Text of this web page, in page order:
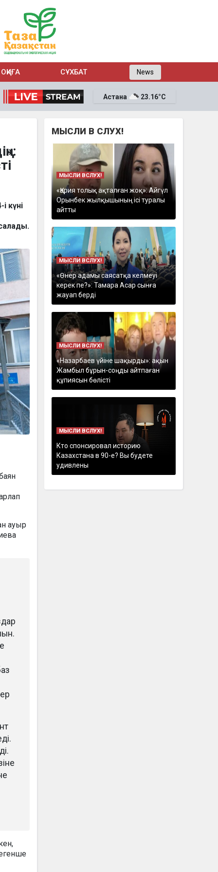
ОҚИҒА СҰХБАТ News
Астана 23.16°C
күні
ауыр
МЫСЛИ В СЛУХ!
МЫСЛИ ВСЛУХ!
«Қария толық ақталған жоқ»: Айгүл
Орынбек жылқышының ісі туралы
айтты
МЫСЛИ ВСЛУХ!
«Өнер адамы саясатқа келмеуі
керек пе?»: Тамара Асар сынға
жауап берді
МЫСЛИ ВСЛУХ!
«Назарбаев үйіне шақырды»: ақын
Жамбыл бұрын-соңды айтпаған
құпиясын бөлісті
МЫСЛИ ВСЛУХ!
Кто спонсировал историю
Казахстана в 90-е? Вы будете
удивлены